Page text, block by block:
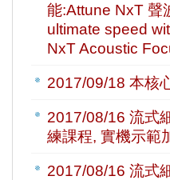
能:Attune NxT 聲
ultimate speed
NxT Acoustic
2017/09/18 本核
2017/08/16 流式
練課程, 實機示範
2017/08/16 流式